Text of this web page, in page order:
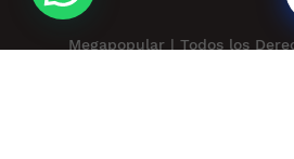
Megapopular | Todos los